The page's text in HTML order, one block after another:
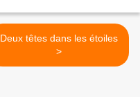
Deux têtes dans les étoiles
>